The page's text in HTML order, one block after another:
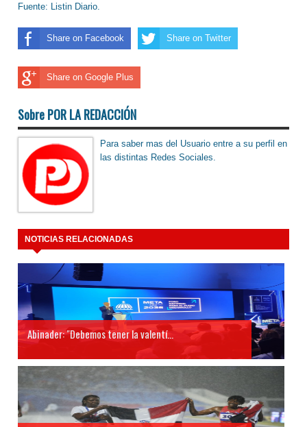
Fuente: Listin Diario.
Share on Facebook Share on Twitter
Share on Google Plus
Sobre POR LA REDACCIÓN
Para saber mas del Usuario entre a su perfil en
las distintas Redes Sociales.
NOTICIAS RELACIONADAS
Abinader: "Debemos tener la valentí...